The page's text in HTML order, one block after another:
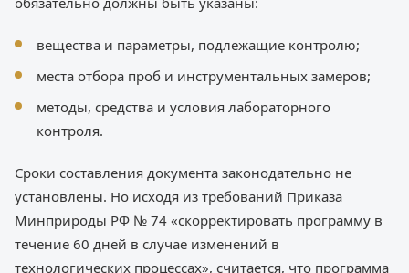
вещества и параметры, подлежащие контролю;
места отбора проб и инструментальных замеров;
методы, средства и условия лабораторного
контроля.
Сроки составления документа законодательно не
установлены. Но исходя из требований Приказа
Минприроды РФ № 74 «скорректировать программу в
течение 60 дней в случае изменений в
технологических процессах», считается, что программа